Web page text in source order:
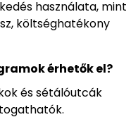
használata, mint
költséghatékony
érhetők el?
és sétálóutcák